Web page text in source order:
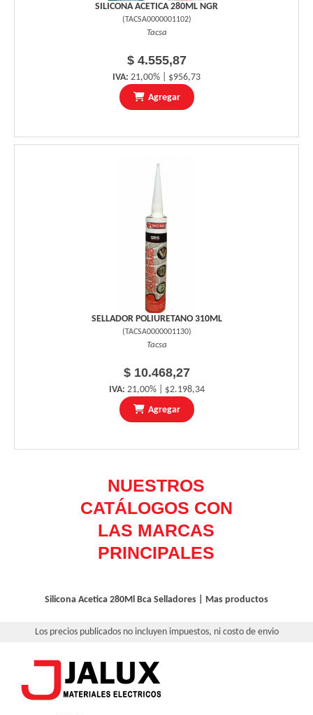
SILICONA ACETICA 280ML NGR
(TACSA0000001102)
Tacsa
$ 4.555,87
IVA: 21,00% | $956,73
Agregar
SELLADOR POLIURETANO 310ML
(TACSA0000001130)
Tacsa
$ 10.468,27
IVA: 21,00% | $2.198,34
Agregar
Silicona Acetica 280Ml Bca Selladores Mas productos
Los precios publicados no incluyen impuestos, ni costo de envio